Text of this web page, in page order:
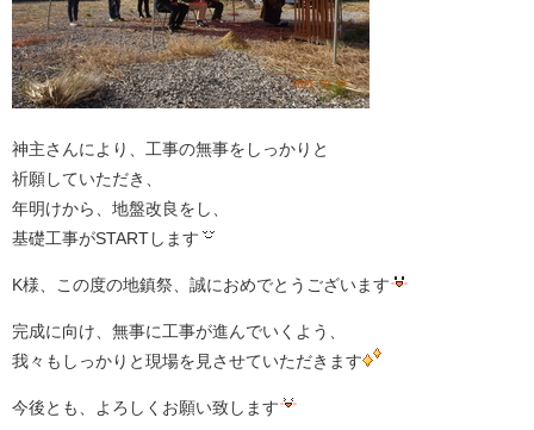
神主さんにより、工事の無事をしっかりと
祈願していただき、
年明けから、地盤改良をし、
基礎工事がSTARTします
K様、この度の地鎮祭、誠におめでとうございます
完成に向け、無事に工事が進んでいくよう、
我々もしっかりと現場を見させていただきます
今後とも、よろしくお願い致します